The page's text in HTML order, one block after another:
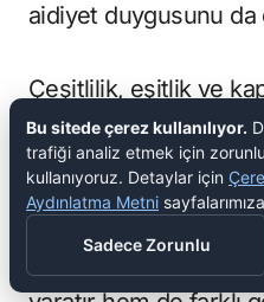
aidiyet duygusunu
Çeşitlilik, eşitlik ve
ilkelerinin eğitim
giderek önem
(unconscious bias),
kültürel duyarlılık
eğitimler, hem daha
Bu sitede çerez kullanılıyor.
trafiği analiz etmek için
kullanıyoruz. Detaylar için
Aydınlatma Metni
Sadece Zorunlu